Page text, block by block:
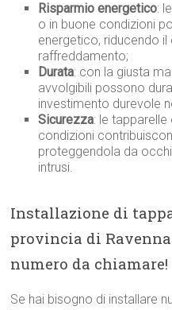
Risparmio energetico:
o in buone condizioni
energetico, riducendo
raffreddamento;
Durata: con la giusta
avvolgibili possono
investimento durevole
Sicurezza: le tapparelle
condizioni
proteggendola da
intrusi.
Installazione di
provincia di
numero da chiamare!
Se hai bisogno di installare